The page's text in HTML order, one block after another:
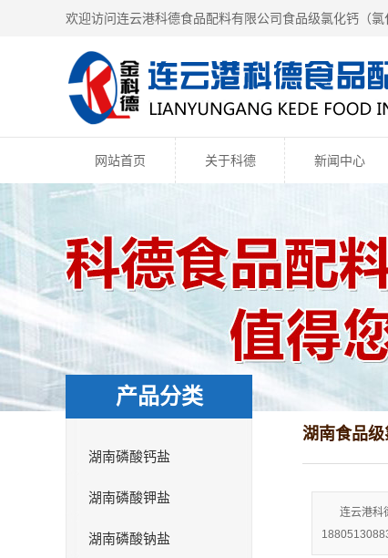
欢迎访问连云港科德食品配料有限公司食品级氯化钙（氯
网站首页 关于科德 新闻中心
产品分类
湖南磷酸钙盐
湖南磷酸钾盐
湖南磷酸钠盐
湖南食品
连云港科